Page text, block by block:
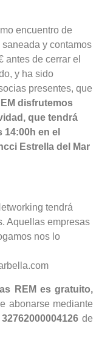
encuentro de
y contamos
antes de cerrar el
y ha sido
presentes, que
disfrutemos
que tendrá
14:00h en el
Estrella del Mar
tendrá
Aquellas empresas
nos lo
REM es gratuito,
abonarse mediante
32762000004126de